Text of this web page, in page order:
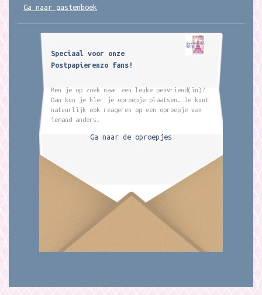
Ga naar gastenboek
Speciaal voor onze
Postpapierenzo fans!
Ben je op zoek naar een leuke penvriend(in)?
Dan kun je hier je oproepje plaatsen. Je kunt
natuurlijk ook reageren op een oproepje van
iemand anders.
Ga naar de oproepjes